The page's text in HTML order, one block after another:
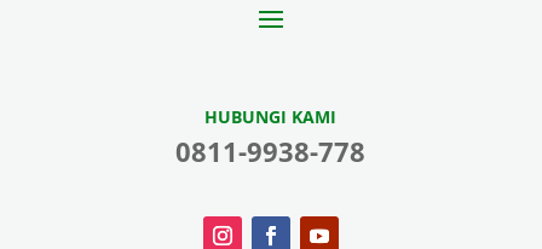
HUBUNGI KAMI
0811-9938-778